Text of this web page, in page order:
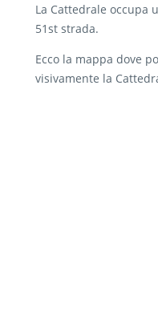
La Cattedrale occupa
51st strada.
Ecco la mappa dove
visivamente la